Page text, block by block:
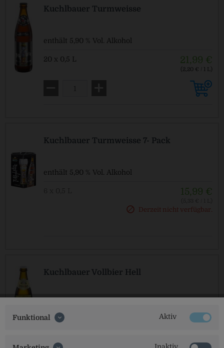
Kuchlbauer Turmweisse
enthält 5,90 % Vol. Alkohol
20 x 0,5 L 21,99 €
(2,20 € / 1 L)
Kuchlbauer Turmweisse 7- Pack
enthält 5,90 % Vol. Alkohol
15,99 €
MEHRWEG zzgl. Pfand: 0,48 € *
Derzeit nicht verfügbar.
Kuchlbauer Vollbier Hell
20 x 0,33 L 17,99 €
Funktional Aktiv
Inaktiv